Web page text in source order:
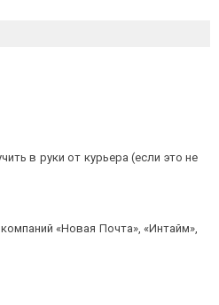
в руки от курьера (если это не
«Новая Почта», «Интайм»,